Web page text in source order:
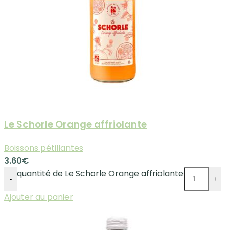
Le Schorle Orange affriolante
Boissons pétillantes
3.60€
- quantité de Le Schorle Orange affriolante +
Ajouter au panier